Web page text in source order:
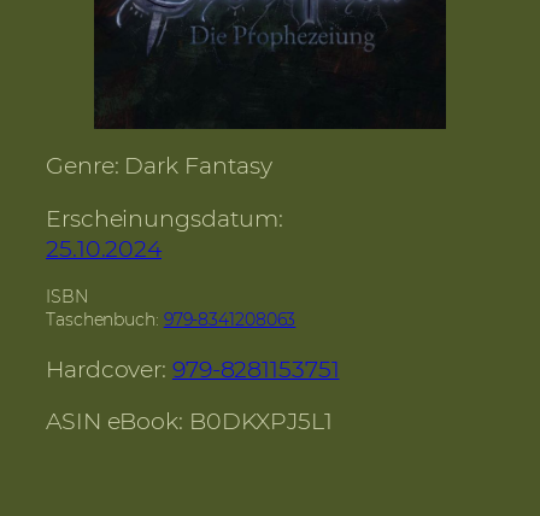
Genre: Dark Fantasy
Erscheinungsdatum:
25.10.2024
ISBN
Taschenbuch: 979-8341208063
Hardcover: 979-8281153751
ASIN eBook: B0DKXPJ5L1